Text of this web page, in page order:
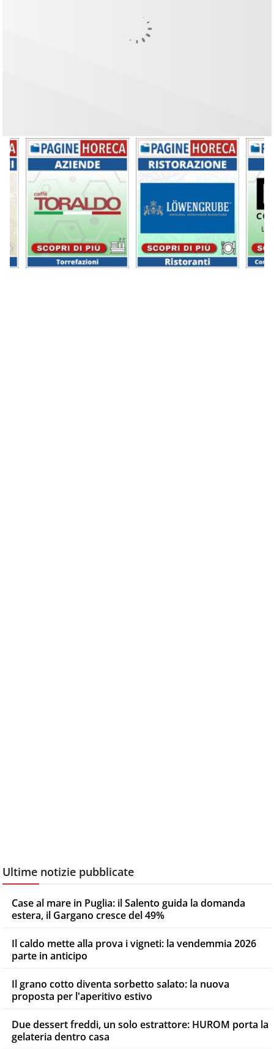
Ultime notizie pubblicate
Case al mare in Puglia: il Salento guida la domanda
estera, il Gargano cresce del 49%
Il caldo mette alla prova i vigneti: la vendemmia 2026
parte in anticipo
Il grano cotto diventa sorbetto salato: la nuova
proposta per l'aperitivo estivo
Due dessert freddi, un solo estrattore: HUROM porta la
gelateria dentro casa